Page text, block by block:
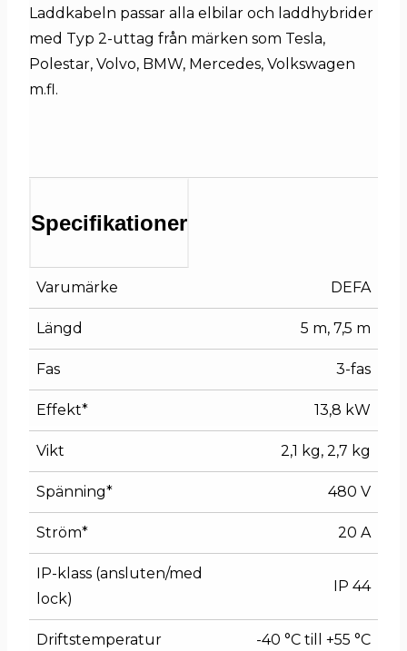
Laddkabeln passar alla elbilar och laddhybrider
med Typ 2-uttag från märken som Tesla,
Polestar, Volvo, BMW, Mercedes, Volkswagen
m.fl.
Specifikationer
Varumärke DEFA
Längd 5 m, 7,5 m
Fas 3-fas
Effekt* 13,8 kW
Vikt 2,1 kg, 2,7 kg
Spänning* 480 V
Ström* 20 A
IP-klass (ansluten/med
lock)
IP 44
Driftstemperatur -40 °C till +55 °C